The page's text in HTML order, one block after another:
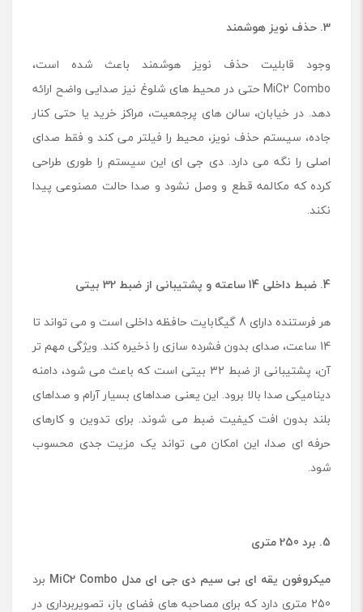
3. حذف نویز هوشمند
وجود قابلیت حذف نویز هوشمند باعث شده است،
MiC2 Combo حتی در محیط های شلوغ نیز صدایی واضح ارائه
دهد. در خیابان، سالن های پرجمعیت، مراکز خرید یا حتی کنار
جاده، سیستم حذف نویز، محیط را فیلتر می کند و فقط صدای
اصلی را نگه می دارد. دی جی ای این سیستم را طوری طراحی
کرده که مکالمه قطع و وصل نشود و صدا حالت مصنوعی پیدا
نکند.
4. ضبط داخلی 14 ساعته و پشتیبانی از ضبط 32 بیتی
هر فرستنده دارای 8 گیگابایت حافظه داخلی است و می تواند تا
14 ساعت، صدای بدون فشرده سازی را ذخیره کند. ویژگی مهم تر
آن، پشتیبانی از ضبط 32 بیتی است که باعث می شود، دامنه
دینامیکی صدا بالا برود. این یعنی صداهای بسیار آرام و صداهای
بلند بدون افت کیفیت ضبط می شوند. برای تدوین و کارهای
حرفه ای صدا، این امکان می تواند یک مزیت جدی محسوب
شود.
5. برد 250 متری
میکروفون یقه ای بی سیم دی جی ای مدل MiC2 Combo
برد
250 متری دارد که برای مصاحبه های فضای باز، تصویربرداری در